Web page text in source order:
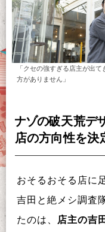
「クセの強すぎる店主が出
方がありません」
ナゾの破天荒デ
店の方向性を決
おそるおそる店に
吉田と絶メシ調査
たのは、
店主の吉